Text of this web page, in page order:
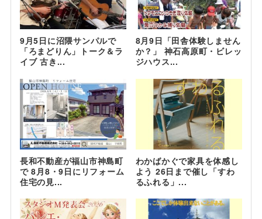
9月5日に沼隈サンパルで
「ろまどりん」トーク＆ラ
イブ 古き...
8月9日「田舎体験しません
か？」 神石高原町・ビレッ
ジハウス...
長和不動産が福山市神島町
で 8月8・9日にリフォーム
住宅の見...
わかばかぐで家具を体感し
よう 26日まで催し「すわ
るふれる」...